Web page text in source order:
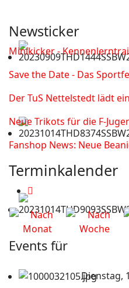
Newsticker
Minikicker -
Save the Date - Das
Der TuS Nettelstedt lädt
Neue Trikots für die F-
Fanshop News: Neue
Terminkalender
Events für
Dienstag,